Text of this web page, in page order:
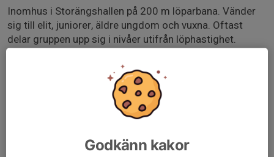
Inomhus i Storängshallen på 200 m löparbana. Vänder
sig till elit, juniorer, äldre ungdom och vuxna. Oftast
delar gruppen upp sig i nivåer utifrån löphastighet.
19:40 Samling vid entrén
19:40-19:55 Uppvärmning utomhus
20:00 Olika intervaller, se SSK:s kalender för mer info
snattringesk.se/kalenderGodkänn kakor